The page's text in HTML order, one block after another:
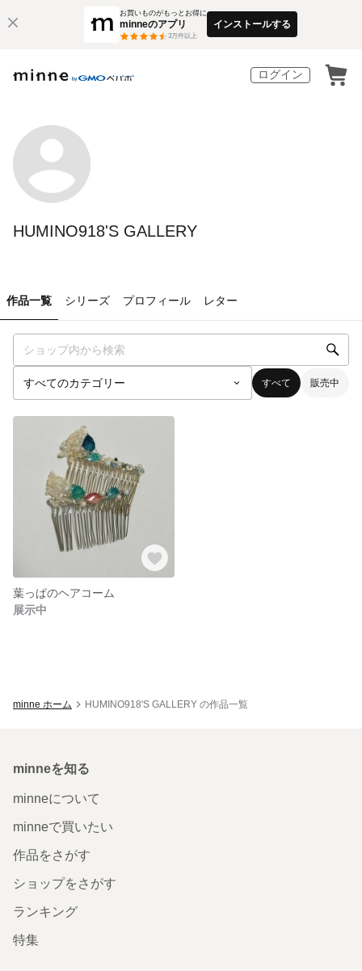
お買いものがもっとお得に
minneのアプリ
3万件以上
インストールする
ログイン
HUMINO918'S GALLERY
作品一覧 シリーズ プロフィール レター
すべて 販売中
葉っぱのヘアコーム
展示中
minne ホーム HUMINO918'S GALLERY の作品一覧
minneを知る
minneについて
minneで買いたい
作品をさがす
ショップをさがす
ランキング
特集